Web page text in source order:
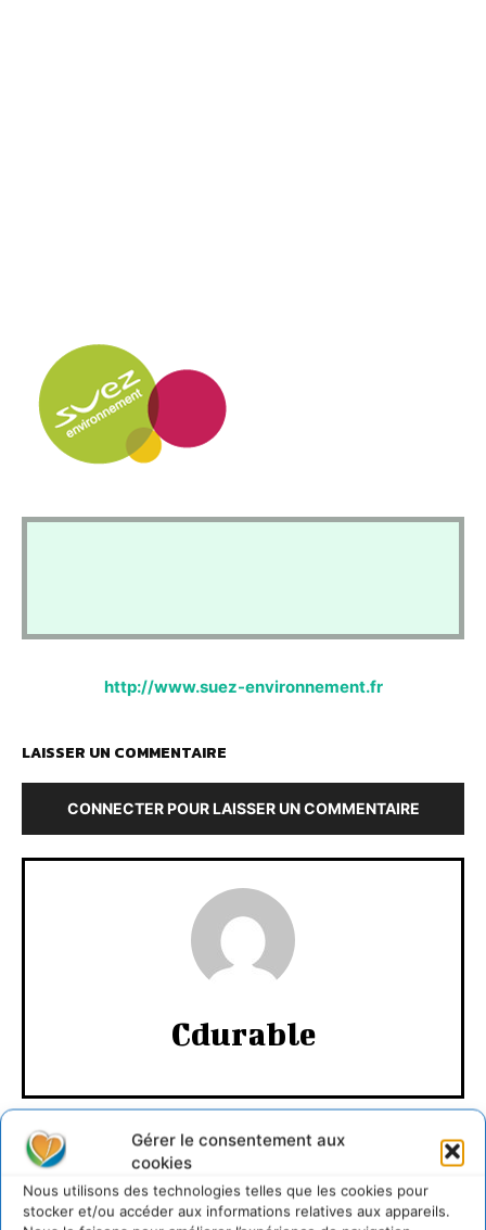
Gérer le consentement aux
cookies
Nous utilisons des technologies telles que les cookies pour
stocker et/ou accéder aux informations relatives aux appareils.
CONNECTER POUR LAISSER UN COMMENTAIRE
Cdurable